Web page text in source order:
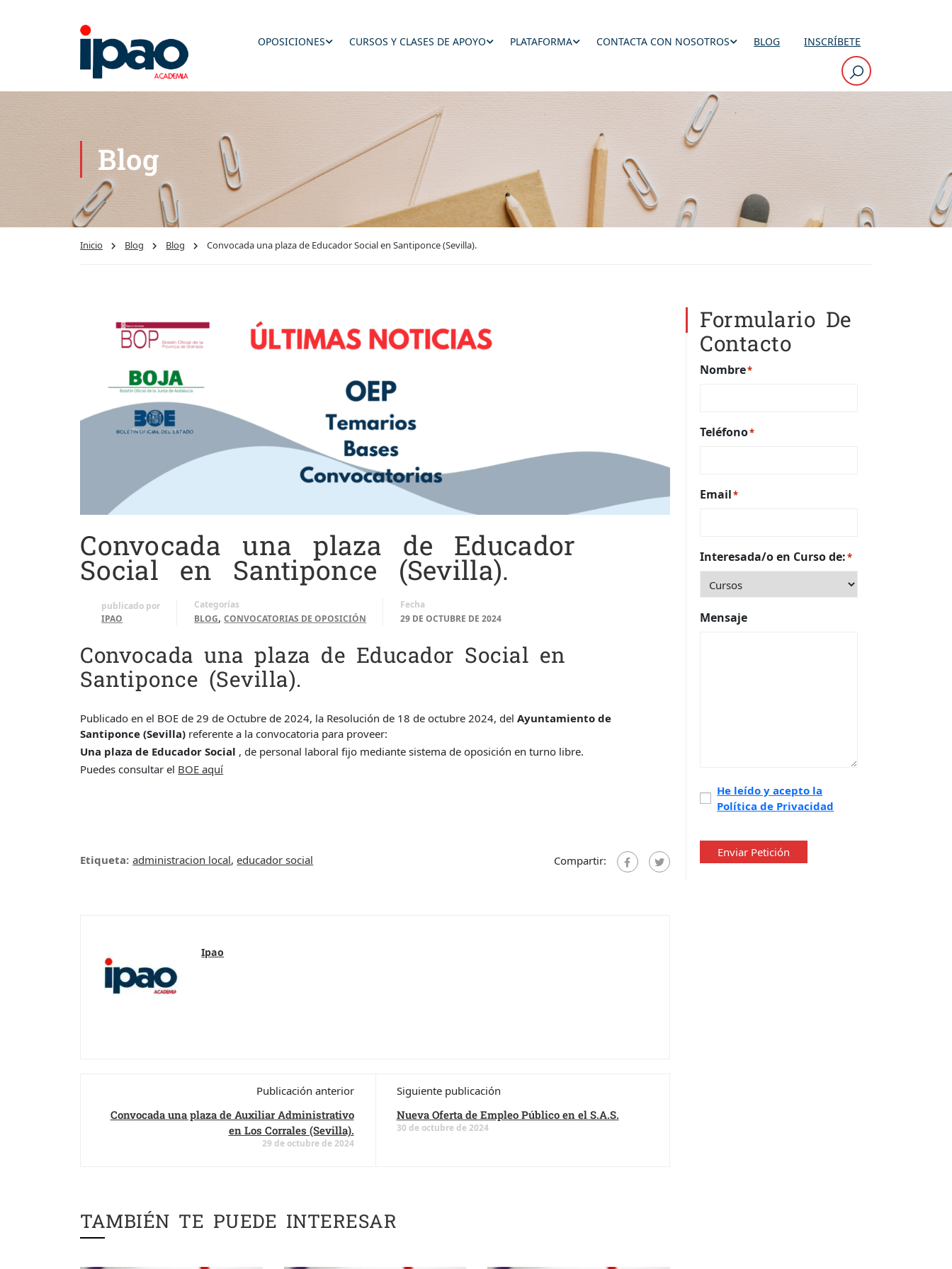
OPOSICIONES CURSOS Y CLASES DE APOYO PLATAFORMA CONTACTA CON NOSOTROS BLOG INSCRÍBETE
Blog
Inicio Blog Blog Convocada una plaza de Educador Social en Santiponce (Sevilla).
Convocada una plaza de Educador
Social en Santiponce (Sevilla).
publicado por
IPAO
Categorías
BLOG,CONVOCATORIAS DE OPOSICIÓN
Fecha
29 DE OCTUBRE DE 2024
Convocada una plaza de Educador Social en
Santiponce (Sevilla).
Publicado en el BOE de 29 de Octubre de 2024, la Resolución de 18 de octubre 2024, delAyuntamiento de
Santiponce (Sevilla) referente a la convocatoria para proveer:
Una plaza de Educador Social , de personal laboral fijo mediante sistema de oposición en turno libre.
Puedes consultar el BOE aquí
Etiqueta: administracion local,educador social Compartir:
Ipao
Publicación anterior
Convocada una plaza de Auxiliar Administrativo
en Los Corrales (Sevilla).
29 de octubre de 2024
Siguiente publicación
Nueva Oferta de Empleo Público en el S.A.S.
30 de octubre de 2024
TAMBIÉN TE PUEDE INTERESAR
Formulario De
Contacto
Nombre*
Teléfono*
Email*
Interesada/o en Curso de:*
Mensaje
Política
de
He leído y acepto la
Política de Privacidad
Enviar Petición